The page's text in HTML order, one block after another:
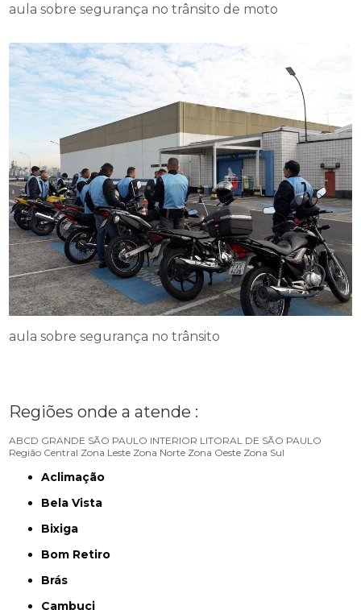
aula sobre segurança no trânsito de moto
aula sobre segurança no trânsito
Regiões onde a atende :
ABCD GRANDE SÃO PAULO INTERIOR LITORAL DE SÃO PAULO
Região Central Zona Leste Zona Norte Zona Oeste Zona Sul
Aclimação
Bela Vista
Bixiga
Bom Retiro
Brás
Cambuci